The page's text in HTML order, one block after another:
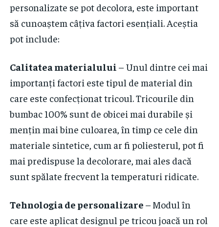
personalizate se pot decolora, este important
să cunoaștem câțiva factori esențiali. Aceștia
pot include:
Calitatea materialului – Unul dintre cei mai
importanți factori este tipul de material din
care este confecționat tricoul. Tricourile din
bumbac 100% sunt de obicei mai durabile și
mențin mai bine culoarea, în timp ce cele din
materiale sintetice, cum ar fi poliesterul, pot fi
mai predispuse la decolorare, mai ales dacă
sunt spălate frecvent la temperaturi ridicate.
Tehnologia de personalizare – Modul în
care este aplicat designul pe tricou joacă un rol